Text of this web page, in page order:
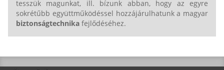
tesszük magunkat, ill. bízunk abban, hogy az egyre
sokrétűbb együttműködéssel hozzájárulhatunk a magyar
biztonságtechnika fejlődéséhez.